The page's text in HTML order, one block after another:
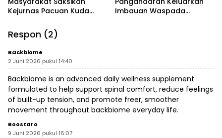
Kejurnas Pacuan Kuda
Legokjawa
Imbauan Waspada
Respon (2)
Backbiome
2 Juni 2026 pukul 14:40
Backbiome is an advanced daily wellness supplement
formulated to help support spinal comfort, reduce feelings
of built-up tension, and promote freer, smoother
movement throughout backbiome everyday life.
Boostaro
9 Juni 2026 pukul 16:07